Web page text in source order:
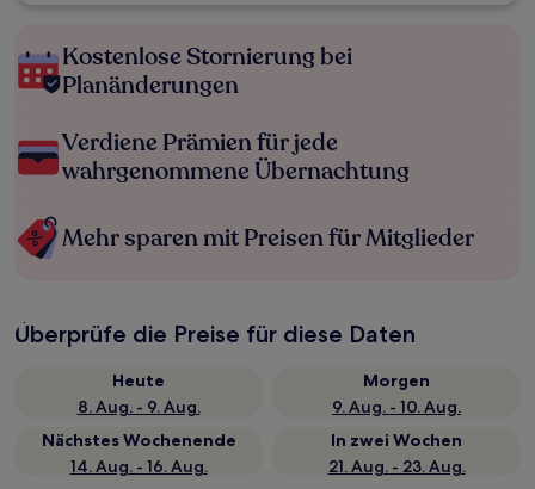
Kostenlose Stornierung bei
Planänderungen
Verdiene Prämien für jede
wahrgenommene Übernachtung
Mehr sparen mit Preisen für Mitglieder
Überprüfe die Preise für diese Daten
Heute
8. Aug. - 9. Aug.
Morgen
9. Aug. - 10. Aug.
Nächstes Wochenende
14. Aug. - 16. Aug.
In zwei Wochen
21. Aug. - 23. Aug.